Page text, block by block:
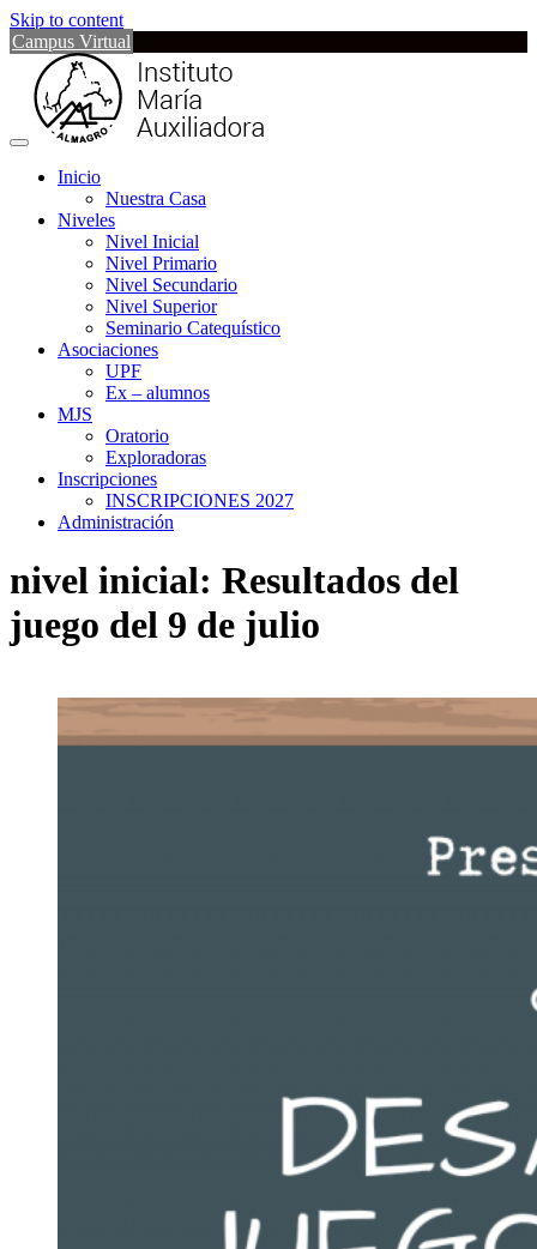
Skip to content
Campus Virtual
Inicio
Nuestra Casa
Niveles
Nivel Inicial
Nivel Primario
Nivel Secundario
Nivel Superior
Seminario Catequístico
Asociaciones
UPF
Ex – alumnos
MJS
Oratorio
Exploradoras
Inscripciones
INSCRIPCIONES 2027
Administración
nivel inicial: Resultados del
juego del 9 de julio